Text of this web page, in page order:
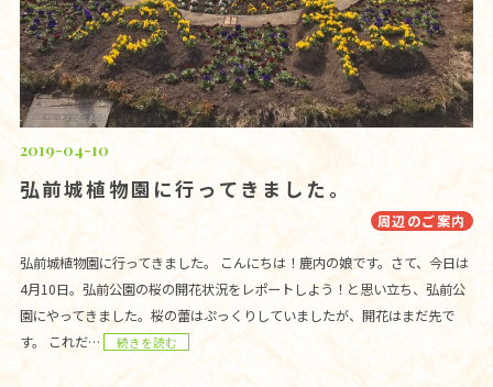
2019-04-10
弘前城植物園に行ってきました。
周辺のご案内
弘前城植物園に行ってきました。 こんにちは！鹿内の娘です。さて、今日は
4月10日。弘前公園の桜の開花状況をレポートしよう！と思い立ち、弘前公
園にやってきました。桜の蕾はぷっくりしていましたが、開花はまだ先で
す。 これだ…
続きを読む